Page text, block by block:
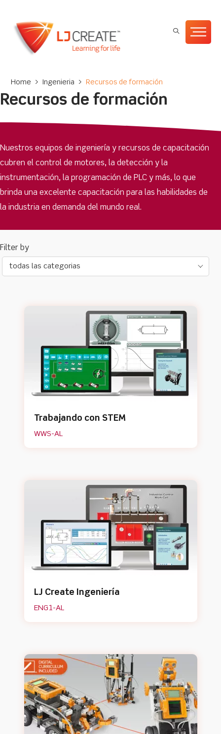
Home > Ingenieria > Recursos de formación
Recursos de formación
Nuestros equipos de ingeniería y recursos de capacitación
cubren el control de motores, la detección y la
instrumentación, la programación de PLC y más, lo que
brinda una excelente capacitación para las habilidades de
la industria en demanda del mundo real.
todas las categorias
Trabajando con STEM
WWS-AL
LJ Create Ingeniería
ENG1-AL